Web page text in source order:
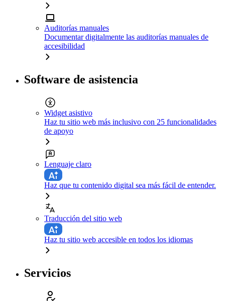
Auditorías manuales
Documentar digitalmente las auditorías manuales de
accesibilidad
Software de asistencia
Widget asistivo
Haz tu sitio web más inclusivo con 25 funcionalidades
de apoyo
Lenguaje claro
Haz que tu contenido digital sea más fácil de entender.
Traducción del sitio web
Haz tu sitio web accesible en todos los idiomas
Servicios